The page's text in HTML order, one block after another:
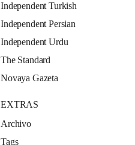
Independent Turkish
Independent Persian
Independent Urdu
The Standard
Novaya Gazeta
EXTRAS
Archivo
Tags